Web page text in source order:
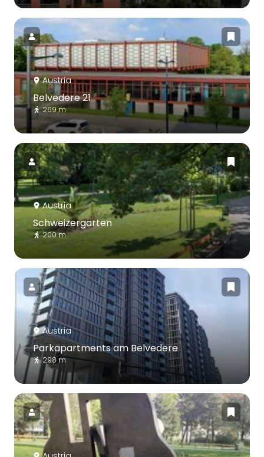
Austria
Belvedere 21
269 m
Austria
Schweizergarten
200 m
Austria
Parkapartments am Belvedere
298 m